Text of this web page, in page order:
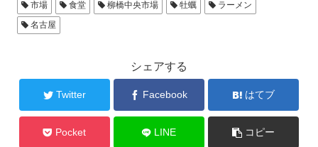
市場 食堂 柳橋中央市場 牡蠣
ラーメン
名古屋
シェアする
Twitter Facebook はてブ
Pocket LINE コピー